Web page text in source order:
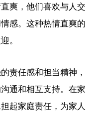
爽，他们喜欢与人交
感。这种热情直爽的
。
责任感和担当精神，
通和相互支持。在家
起家庭责任，为家人